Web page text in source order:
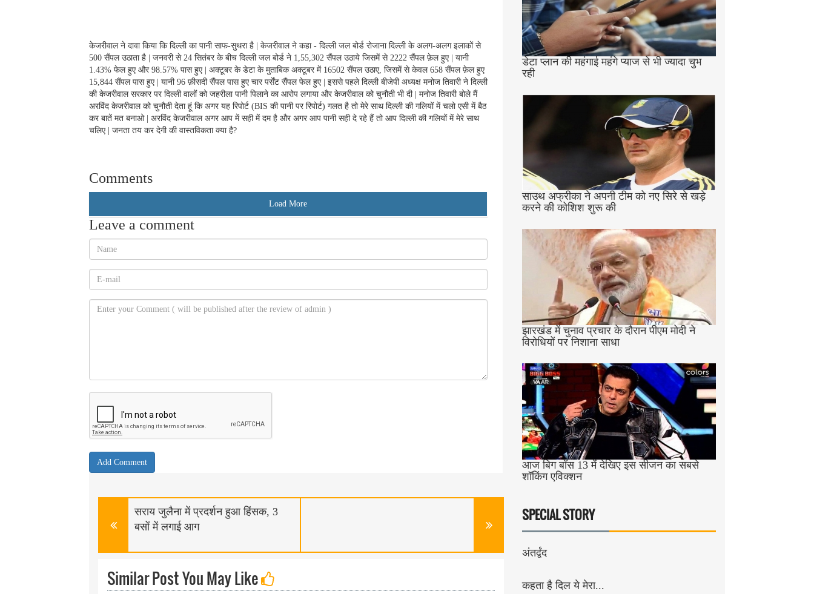
केजरीवाल ने दावा किया कि दिल्ली का पानी साफ-सुथरा है | केजरीवाल ने कहा - दिल्ली जल बोर्ड रोजाना दिल्ली के अलग-अलग इलाकों से
500 सैंपल उठाता है | जनवरी से 24 सितंबर के बीच दिल्ली जल बोर्ड ने 1,55,302 सैंपल उठाये जिसमें से 2222 सैंपल फ़ेल हुए | यानी
1.43% फेल हुए और 98.57% पास हुए | अक्टूबर के डेटा के मुताबिक अक्टूबर में 16502 सैंपल उठाए, जिसमें से केवल 658 सैंपल फ़ेल हुए
15,844 सैंपल पास हुए | यानी 96 फ़ीसदी सैंपल पास हुए चार पर्सेंट सैंपल फेल हुए | इससे पहले दिल्ली बीजेपी अध्यक्ष मनोज तिवारी ने दिल्ली
की केजरीवाल सरकार पर दिल्ली वालों को जहरीला पानी पिलाने का आरोप लगाया और केजरीवाल को चुनौती भी दी | मनोज तिवारी बोले मैं
अरविंद केजरीवाल को चुनौती देता हूं कि अगर यह रिपोर्ट (BIS की पानी पर रिपोर्ट) गलत है तो मेरे साथ दिल्ली की गलियों में चलो एसी में बैठ
कर बातें मत बनाओ | अरविंद केजरीवाल अगर आप में सही में दम है और अगर आप पानी सही दे रहे हैं तो आप दिल्ली की गलियों में मेरे साथ
चलिए | जनता तय कर देगी की वास्तविकता क्या है?
Comments
Load More
Leave a comment
सराय जुलैना में प्रदर्शन हुआ हिंसक, 3
बसों में लगाई आग
Similar Post You May Like
डेटा प्लान की महंगाई महंगे प्याज से भी ज्यादा चुभ
रही
साउथ अफ्रीका ने अपनी टीम को नए सिरे से खड़े
करने की कोशिश शुरू की
झारखंड में चुनाव प्रचार के दौरान पीएम मोदी ने
विरोधियों पर निशाना साधा
आज बिग बॉस 13 में देखिए इस सीजन का सबसे
शॉकिंग एविक्शन
SPECIAL STORY
अंतर्द्वंद
कहता है दिल ये मेरा...